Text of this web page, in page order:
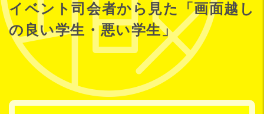
イベント司会者から見た「画面越し
の良い学生・悪い学生」